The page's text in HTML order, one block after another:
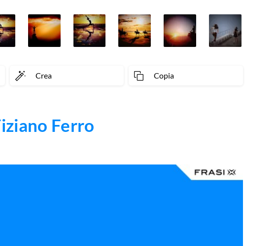
Crea Copia
Ferro